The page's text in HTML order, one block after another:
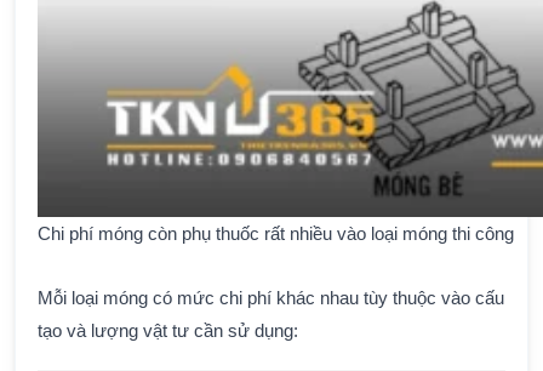
Chi phí móng còn phụ thuốc rất nhiều vào loại móng thi công
Mỗi loại móng có mức chi phí khác nhau tùy thuộc vào cấu
tạo và lượng vật tư cần sử dụng: